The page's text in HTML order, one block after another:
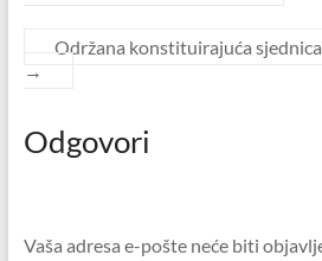
Održana konstituirajuća
→
Odgovori
Vaša adresa e-pošte neće biti